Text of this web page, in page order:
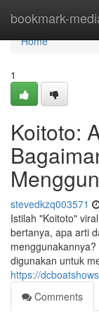
bookmark-
Home
Home
1
Koitoto:
stevedkzq003571
Istilah "Koitoto"
bertanya, apa arti
digunakan untuk
https://
Comments